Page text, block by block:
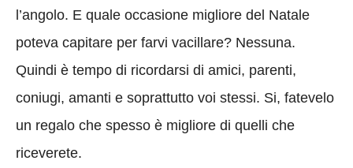
l’angolo. E quale occasione migliore del Natale
poteva capitare per farvi vacillare? Nessuna.
Quindi è tempo di ricordarsi di amici, parenti,
coniugi, amanti e soprattutto voi stessi. Si, fatevelo
un regalo che spesso è migliore di quelli che
riceverete.